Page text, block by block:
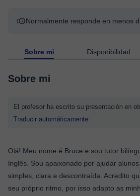
Normalmente responde en menos
Sobre mi Disponibilidad
Sobre mi
El profesor ha escrito su presentación en
Traducir automáticamente
Olá! Meu nome é Bruce e sou tutor
Inglês. Sou apaixonado por ajudar
simples, clara e descontraída. Acredito
seu próprio ritmo, por isso adapto as